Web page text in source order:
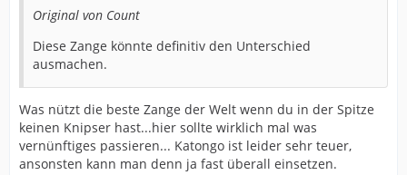
Original von Count
Diese Zange könnte definitiv den Unterschied
ausmachen.
Was nützt die beste Zange der Welt wenn du in der Spitze
keinen Knipser hast...hier sollte wirklich mal was
vernünftiges passieren... Katongo ist leider sehr teuer,
ansonsten kann man denn ja fast überall einsetzen.